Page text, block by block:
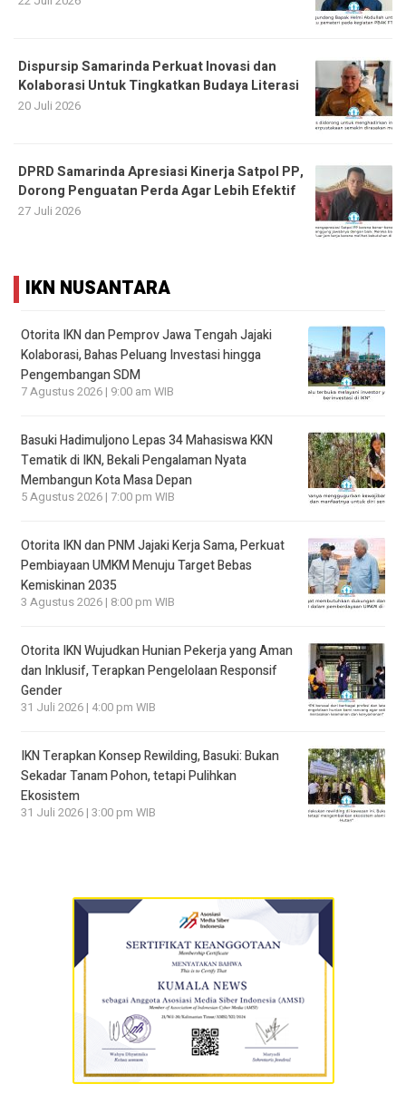
Dispursip Samarinda Perkuat Inovasi dan
Kolaborasi Untuk Tingkatkan Budaya Literasi
20 Juli 2026
DPRD Samarinda Apresiasi Kinerja Satpol PP,
Dorong Penguatan Perda Agar Lebih Efektif
27 Juli 2026
IKN NUSANTARA
Otorita IKN dan Pemprov Jawa Tengah Jajaki
Kolaborasi, Bahas Peluang Investasi hingga
Pengembangan SDM
7 Agustus 2026 | 9:00 am WIB
Basuki Hadimuljono Lepas 34 Mahasiswa KKN
Tematik di IKN, Bekali Pengalaman Nyata
Membangun Kota Masa Depan
5 Agustus 2026 | 7:00 pm WIB
Otorita IKN dan PNM Jajaki Kerja Sama, Perkuat
Pembiayaan UMKM Menuju Target Bebas
Kemiskinan 2035
3 Agustus 2026 | 8:00 pm WIB
Otorita IKN Wujudkan Hunian Pekerja yang Aman
dan Inklusif, Terapkan Pengelolaan Responsif
Gender
31 Juli 2026 | 4:00 pm WIB
IKN Terapkan Konsep Rewilding, Basuki: Bukan
Sekadar Tanam Pohon, tetapi Pulihkan
Ekosistem
31 Juli 2026 | 3:00 pm WIB